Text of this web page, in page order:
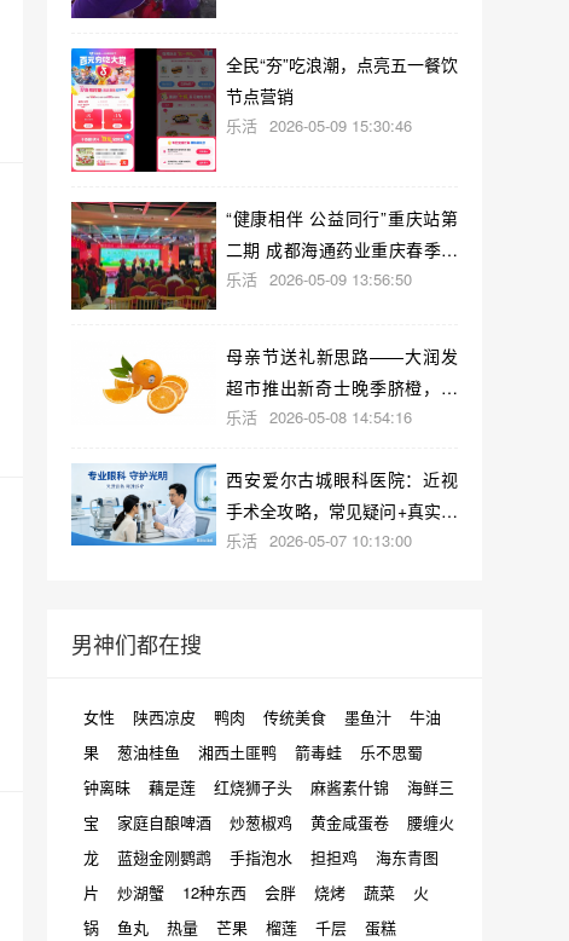
全民“夯”吃浪潮，点亮五一餐饮
节点营销
乐活 2026-05-09 15:30:46
“健康相伴 公益同行”重庆站第
二期 成都海通药业重庆春季健
康科普公益活动成功举办
乐活 2026-05-09 13:56:50
母亲节送礼新思路——大润发
超市推出新奇士晚季脐橙，把
健康带回家
乐活 2026-05-08 14:54:16
西安爱尔古城眼科医院：近视
手术全攻略，常见疑问+真实参
考一站式解答
乐活 2026-05-07 10:13:00
男神们都在搜
女性 陕西凉皮 鸭肉 传统美食 墨鱼汁
牛油
果
葱油桂鱼 湘西土匪鸭 箭毒蛙
乐不思蜀
钟离昧
藕是莲 红烧狮子头 麻酱素什锦
海鲜三
宝
家庭自酿啤酒 炒葱椒鸡 黄金咸蛋卷
腰缠火
龙
蓝翅金刚鹦鹉 手指泡水 担担鸡
海东青图
片
炒湖蟹 12种东西 会胖 烧烤 蔬菜
火
锅
鱼丸 热量 芒果 榴莲 千层 蛋糕